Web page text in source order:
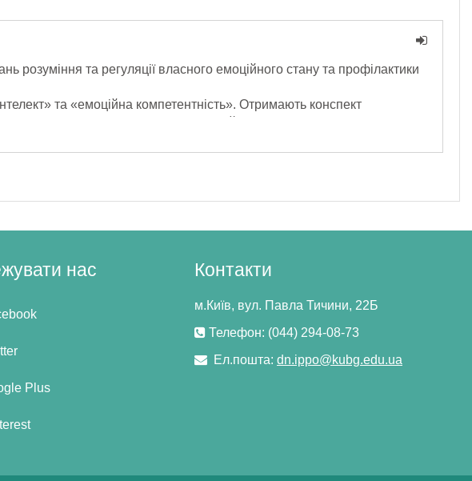
розуміння та регуляції власного емоційного стану та профілактики
та «емоційна компетентність». Отримають конспект
нас
Plus
Контакти
м.Київ, вул. Павла Тичини, 22Б
Телефон: (044) 294-08-73
Ел.пошта: dn.ippo@kubg.edu.ua